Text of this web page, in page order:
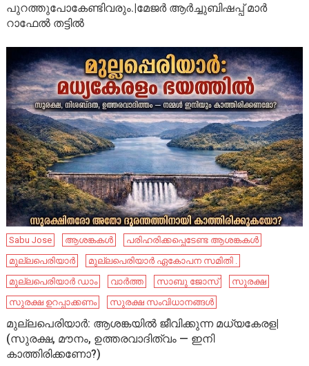
പുറത്തുപോകേണ്ടിവരും.|മേജർ ആർച്ചുബിഷപ്പ് മാർ
റാഫേൽ തട്ടിൽ
Sabu Jose ആശങ്കകൾ
പരിഹരിക്കപ്പെടേണ്ട ആശങ്കകൾ
മുല്ലപെരിയാർ
മുല്ലപെരിയാർ ഏകോപന സമിതി .
മുല്ലപെരിയാർ ഡാം
വാർത്ത സാബു ജോസ്
സുരക്ഷ
സുരക്ഷ ഉറപ്പാക്കണം
സുരക്ഷ സംവിധാനങ്ങൾ
മുല്ലപെരിയാർ: ആശങ്കയിൽ ജീവിക്കുന്ന മധ്യകേരള|
(സുരക്ഷ, മൗനം, ഉത്തരവാദിത്വം — ഇനി
കാത്തിരിക്കണോ?)